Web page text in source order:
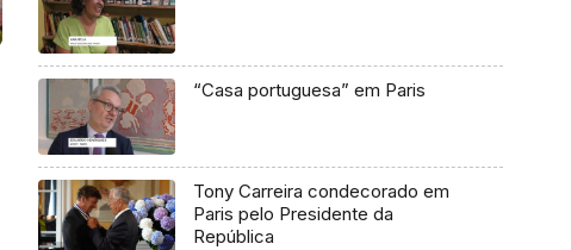
“Casa portuguesa” em Paris
Tony Carreira condecorado em
Paris pelo Presidente da
República